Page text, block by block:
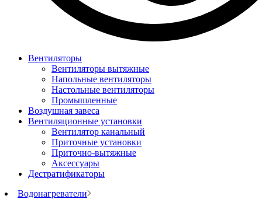
Вентиляторы
Вентиляторы вытяжные
Напольные вентиляторы
Настольные вентиляторы
Промышленные
Воздушная завеса
Вентиляционные установки
Вентилятор канальный
Приточные установки
Приточно-вытяжные
Аксессуары
Дестратификаторы
Водонагреватели